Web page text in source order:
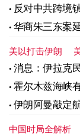
反对中共跨境
华商朱三东案
美以打击伊朗
消息：伊拉克
霍尔木兹海峡
伊朗阿曼敲定
中国时局全解析